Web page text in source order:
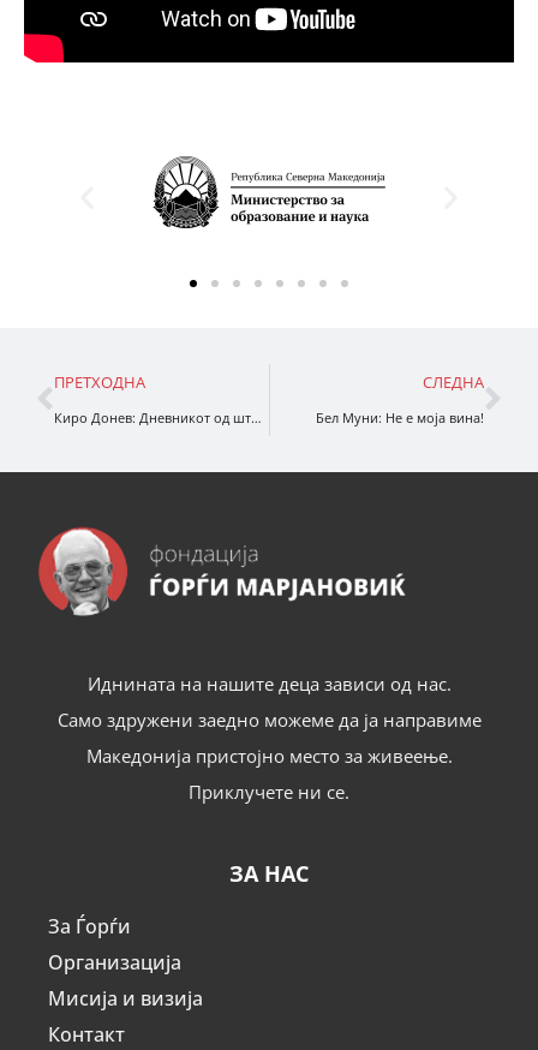
ПРЕТХОДНА
Киро Донев: Дневникот од штрковото гнездо
СЛЕДНА
Бел Муни: Не е моја вина!
Иднината на нашите деца зависи од нас.
Само здружени заедно можеме да ја направиме
Македонија пристојно место за живеење.
Приклучете ни се.
ЗА НАС
За Ѓорѓи
Организација
Мисија и визија
Контакт